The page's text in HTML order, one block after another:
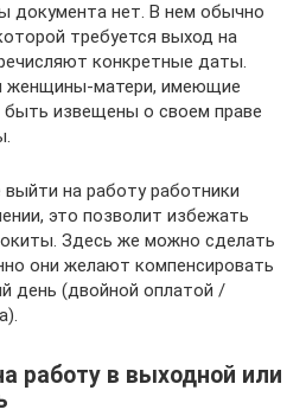
документа нет. В нем обычно
требуется выход на
конкретные даты.
женщины-матери, имеющие
извещены о своем праве
выйти на работу работники
это позволит избежать
Здесь же можно сделать
они желают компенсировать
день (двойной оплатой /
работу в выходной или